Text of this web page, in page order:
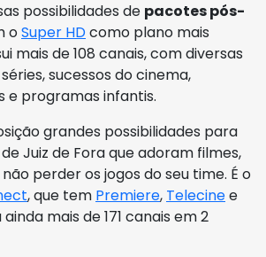
possibilidades de pacotes pós-
oSuper HDcomo plano mais
mais de 108 canais, com diversas
sucessos do cinema,
e programas infantis.
grandes possibilidades para
Juiz de Fora que adoram filmes,
perder os jogos do seu time. É o
, que tem Premiere, Telecinee
mais de 171 canais em 2